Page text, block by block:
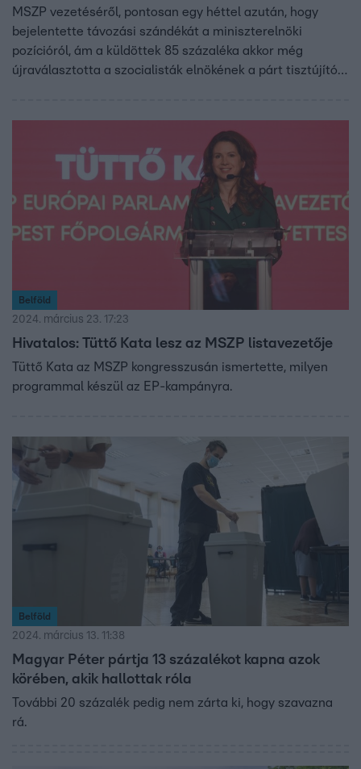
MSZP vezetéséről, pontosan egy héttel azután, hogy
bejelentette távozási szándékát a miniszterelnöki
pozícióról, ám a küldöttek 85 százaléka akkor még
újraválasztotta a szocialisták elnökének a párt tisztújító
többi elnökségi tag is rendőrök védelmében hagyta el a
székházat. Az MSZP vezetését két héttel később Lendvai
Ildikó vette át, Gyurcsány pedig 2011-ben saját pártot
alapított Demokratikus Koalíció néven, melynek a mai
napig elnöke és frakcióvezetője.
Belföld
2024. március 23. 17:23
Hivatalos: Tüttő Kata lesz az MSZP listavezetője
Tüttő Kata az MSZP kongresszusán ismertette, milyen
programmal készül az EP-kampányra.
Belföld
2024. március 13. 11:38
Magyar Péter pártja 13 százalékot kapna azok
körében, akik hallottak róla
További 20 százalék pedig nem zárta ki, hogy szavazna
rá.